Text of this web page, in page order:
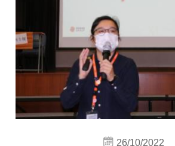
26/10/2022